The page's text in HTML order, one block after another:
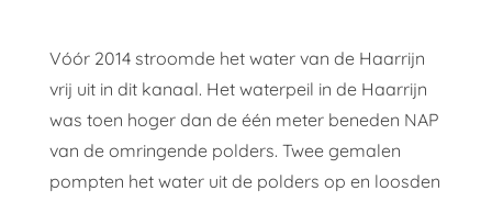
Vóór 2014 stroomde het water van de Haarrijn
vrij uit in dit kanaal. Het waterpeil in de Haarrijn
was toen hoger dan de één meter beneden NAP
van de omringende polders. Twee gemalen
pompten het water uit de polders op en loosden